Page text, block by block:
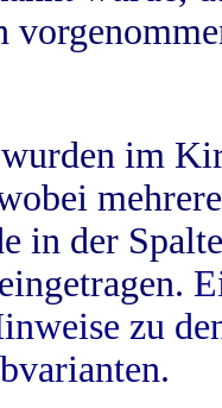
im
in der
zu